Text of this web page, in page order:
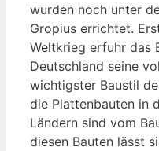
wurden noch unter
Gropius errichtet.
Weltkrieg erfuhr das
Deutschland seine
wichtigster Baustil
die Plattenbauten in
Ländern sind vom
diesen Bauten lässt